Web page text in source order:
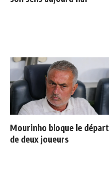
Mourinho bloque le départ
de deux joueurs